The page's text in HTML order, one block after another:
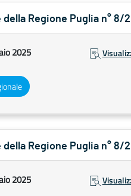
Regione Puglia n° 8/
2025
Regione Puglia n° 8/
2025